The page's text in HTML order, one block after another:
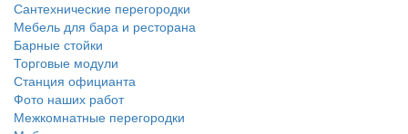
Сантехнические перегородки
Мебель для бара и ресторана
Барные стойки
Торговые модули
Станция официанта
Фото наших работ
Межкомнатные перегородки